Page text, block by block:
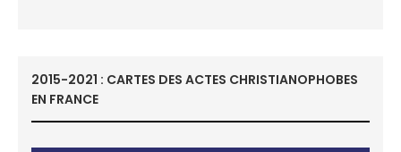
2015-2021 : CARTES DES ACTES CHRISTIANOPHOBES
EN FRANCE